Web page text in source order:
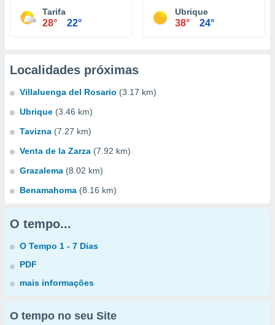
Tarifa
28° 22°
Ubrique
38° 24°
Localidades próximas
Villaluenga del Rosario (3.17 km)
Ubrique (3.46 km)
Tavizna (7.27 km)
Venta de la Zarza (7.92 km)
Grazalema (8.02 km)
Benamahoma (8.16 km)
O tempo...
O Tempo 1 - 7 Dias
PDF
mais informações
O tempo no seu Site